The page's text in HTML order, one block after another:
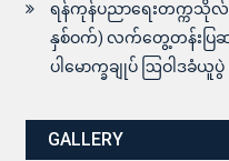
ရန်ကုန်ပညာရေးတက္ကသို
နှစ်ဝက်) လက်တွေ့တန်းပြဆင်
ပါမောက္ခချုပ် ဩဝါဒခံယူပွဲ
GALLERY